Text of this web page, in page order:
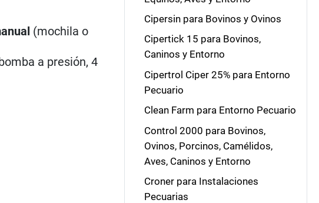
(mochila o
a presión, 4
Cipersin para Bovinos y Ovinos
Cipertick 15 para Bovinos,
Caninos y Entorno
Cipertrol Ciper 25% para Entorno
Pecuario
Clean Farm para Entorno Pecuario
Control 2000 para Bovinos,
Ovinos, Porcinos, Camélidos,
Aves, Caninos y Entorno
Croner para Instalaciones
Pecuarias